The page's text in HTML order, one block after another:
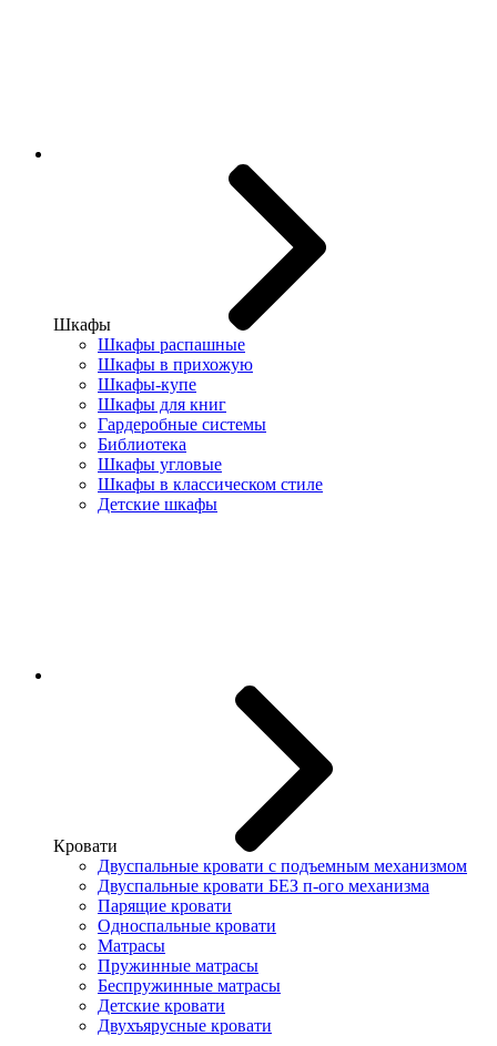
Шкафы
Шкафы распашные
Шкафы в прихожую
Шкафы-купе
Шкафы для книг
Гардеробные системы
Библиотека
Шкафы угловые
Шкафы в классическом стиле
Детские шкафы
Кровати
Двуспальные кровати с подъемным механизмом
Двуспальные кровати БЕЗ п-ого механизма
Парящие кровати
Односпальные кровати
Матрасы
Пружинные матрасы
Беспружинные матрасы
Детские кровати
Двухъярусные кровати